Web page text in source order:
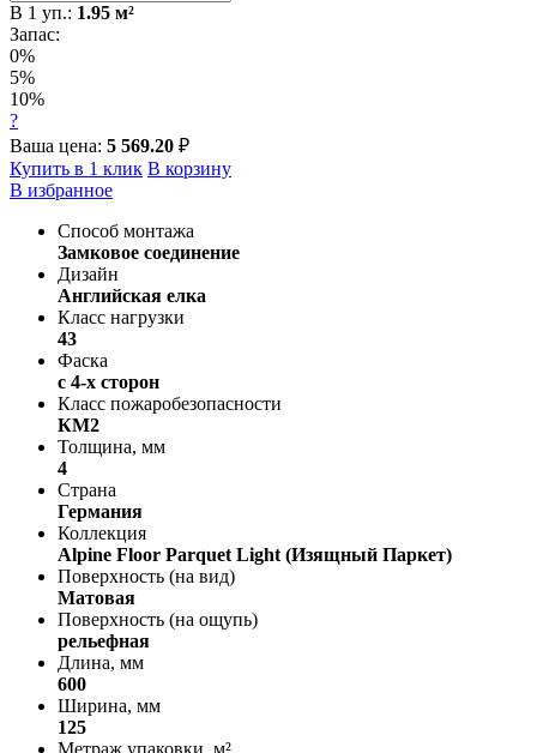
В 1 уп.: 1.95 м²
Запас:
0%
5%
10%
?
Ваша цена: 5 569.20 ₽
Купить в 1 клик В корзину
В избранное
Способ монтажа
Замковое соединение
Дизайн
Английская елка
Класс нагрузки
43
Фаска
с 4-х сторон
Класс пожаробезопасности
КМ2
Толщина, мм
4
Страна
Германия
Коллекция
Alpine Floor Parquet Light (Изящный Паркет)
Поверхность (на вид)
Матовая
Поверхность (на ощупь)
рельефная
Длина, мм
600
Ширина, мм
125
Метраж упаковки, м²